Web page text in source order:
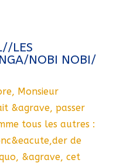
LES
NOBI NOBI/
Monsieur
&agrave, passer
tous les autres :
de
&agrave, cet